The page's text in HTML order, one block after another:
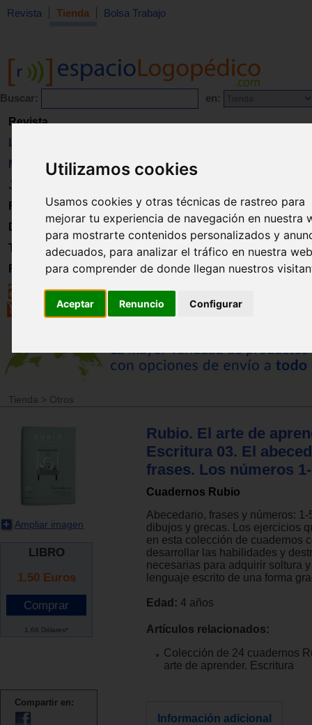
Utilizamos cookies
Usamos cookies y otras técnicas de rastreo para
mejorar tu experiencia de navegación en nuestra
para mostrarte contenidos personalizados y
adecuados, para analizar el tráfico en nuestra
para comprender de donde llegan nuestros
Aceptar Renuncio Configurar
Revista Tienda Bolsa Trabajo
Buscar: en:
Revista
Libros
Material
Juguetes
Formación
Directorio
Trabajo
Registro
Tienda > Otros
Ampliar imagen
LIBRO
1.50 Euros
1.66 Dólares*
Compartir en:
Rubio. El arte de
Escritura 03. El
frases. Los números
Cuadernos Rubio
Abecedario, frases y números: 1-
dibujos y grecas. Los ejercicios
en esta colección de cuadernos
desarrollar las habilidades y
necesarias para adquirir soltura
lenguaje escrito de una forma
Edad: 4 años
Artículos relacionados:
Colección de 24 cuadernos
arte de aprender. Escritura
Información adicional